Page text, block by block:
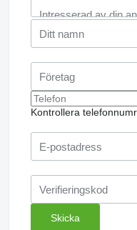
Kontrollera